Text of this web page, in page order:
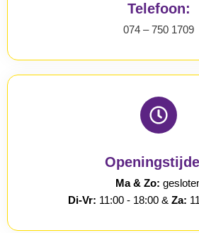
Telefoon:
074 – 750 1709
Ma & Zo:
Di-Vr: 11:00 - 18:00 & Za: